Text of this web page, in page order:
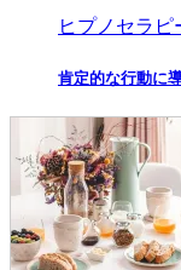
ヒプノセラピ
肯定的な行動に